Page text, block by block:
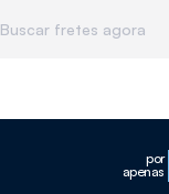
Buscar fretes agora
por
apenas